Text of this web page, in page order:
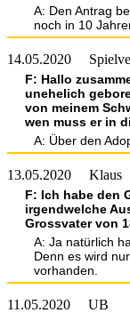
A: Den Antrag
noch in 10
14.05.2020
F: Hallo
unehelich
von meinem
wen muss er in
A: Über den
13.05.2020 Klaus
F: Ich habe den
irgendwelche
Grossvater von
A: Ja natürlich
Denn es wird
vorhanden.
11.05.2020 UB